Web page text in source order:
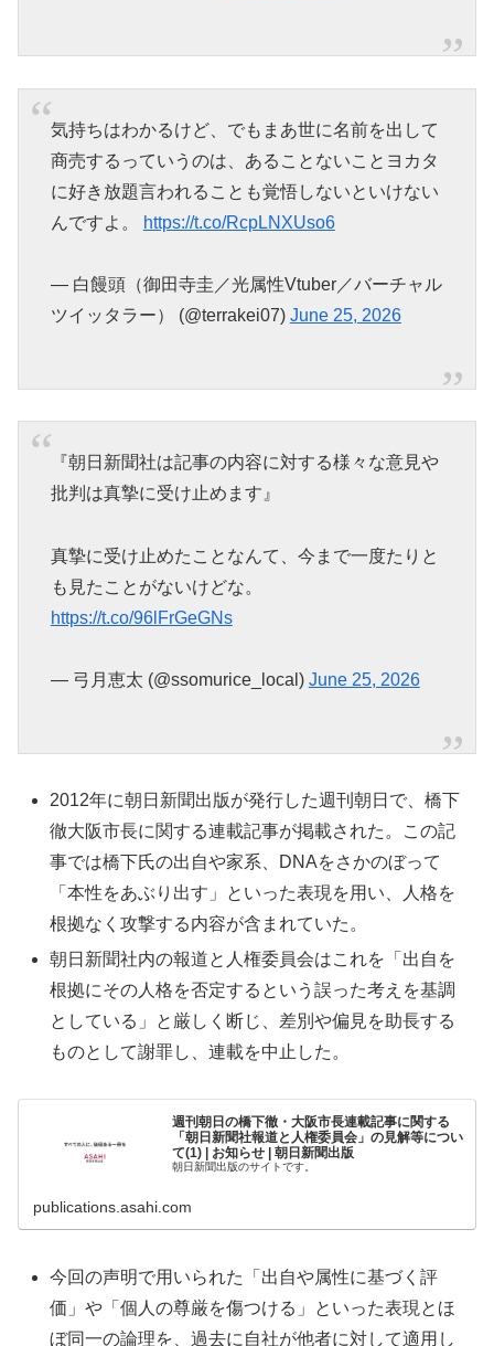
気持ちはわかるけど、でもまあ世に名前を出して
商売するっていうのは、あることないことヨカタ
に好き放題言われることも覚悟しないといけない
んですよ。
https://t.co/RcpLNXUso6
— 白饅頭（御田寺圭／光属性Vtuber／バーチャル
ツイッタラー） (@terrakei07) June 25, 2026
『朝日新聞社は記事の内容に対する様々な意見や
批判は真摯に受け止めます』
真摯に受け止めたことなんて、今まで一度たりと
も見たことがないけどな。
https://t.co/96lFrGeGNs
— 弓月恵太 (@ssomurice_local) June 25, 2026
2012年に朝日新聞出版が発行した週刊朝日で、橋下
徹大阪市長に関する連載記事が掲載された。この記
事では橋下氏の出自や家系、DNAをさかのぼって
「本性をあぶり出す」といった表現を用い、人格を
根拠なく攻撃する内容が含まれていた。
朝日新聞社内の報道と人権委員会はこれを「出自を
根拠にその人格を否定するという誤った考えを基調
としている」と厳しく断じ、差別や偏見を助長する
ものとして謝罪し、連載を中止した。
週刊朝日の橋下徹・大阪市長連載記事に関する
「朝日新聞社報道と人権委員会」の見解等につい
て(1) | お知らせ | 朝日新聞出版
朝日新聞出版のサイトです。
publications.asahi.com
今回の声明で用いられた「出自や属性に基づく評
価」や「個人の尊厳を傷つける」といった表現とほ
ぼ同一の論理を、過去に自社が他者に対して適用し